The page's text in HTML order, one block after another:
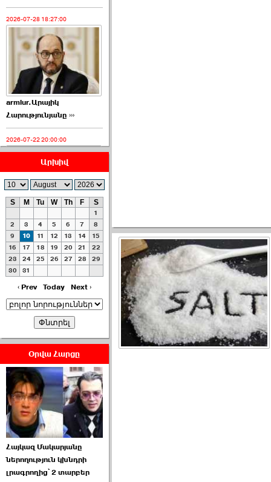
2026-07-28 18:27:00
armlur.Արայիկ
Հարությունյանը ›››
2026-07-22 20:00:00
ԿԸՀ-ն իր որոշմամբ
արձանագրել է, ›››
2026-07-08 23:33:00
ՀԱՅԱՊԱՀՊԱՆՈՒԹԻՒՆ՝
ՀԱՒԱՏՔԻ ԵՒ
ԿՐԹՈՒԹԵԱՆ
ՃԱՆԱՊԱՐՀՈՎ ›››
2026-07-06 06:50:00
Արխիվ
S M Tu W Th F S
1
2
3 4 5 6 7
8
9
10 11 12 13 14
15
16
17 18 19 20 21
22
23
24 25 26 27 28
29
30
31
‹ Prev Today Next ›
Օրվա Հարցը
Հայկազ Մակարյանը
ներողություն կխնդրի
լրագրողից՝ 2 տարբեր